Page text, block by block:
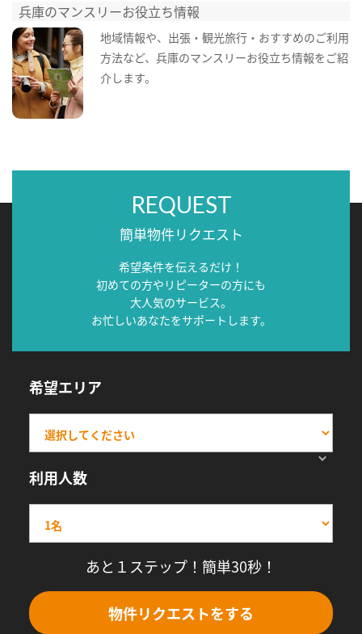
兵庫のマンスリーお役立ち情報
地域情報や、出張・観光旅行・おすすめのご利用
方法など、兵庫のマンスリーお役立ち情報をご紹
介します。
REQUEST
簡単物件リクエスト
希望条件を伝えるだけ！
初めての方やリピーターの方にも
大人気のサービス。
お忙しいあなたをサポートします。
希望エリア
利用人数
あと１ステップ！簡単30秒！
物件リクエストをする